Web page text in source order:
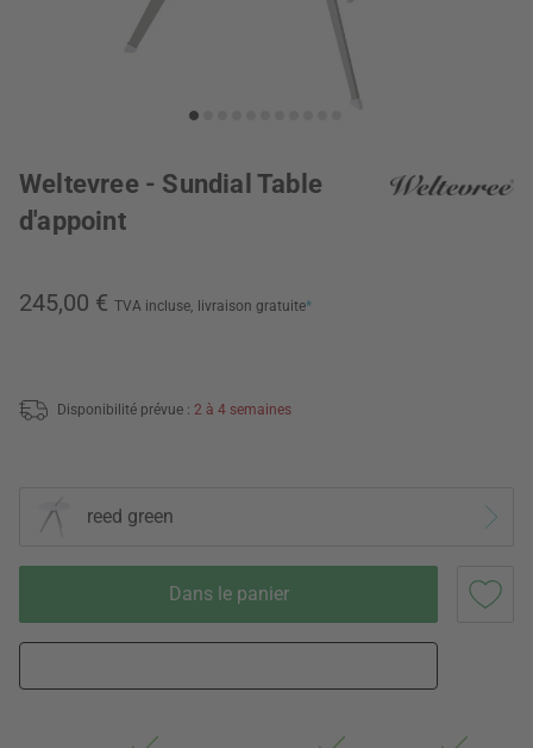
Weltevree - Sundial Table
d'appoint
245,00 € TVA incluse, livraison gratuite*
Disponibilité prévue : 2 à 4 semaines
reed green
Dans le panier